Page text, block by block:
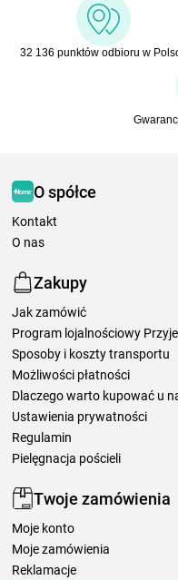
32 136 punktów odbioru w
O spółce
Kontakt
O nas
Zakupy
Jak zamówić
Program lojalnościowy
Sposoby i koszty transportu
Możliwości płatności
Dlaczego warto kupować u
Ustawienia prywatności
Regulamin
Pielęgnacja pościeli
Twoje zamówienia
Moje konto
Moje zamówienia
Reklamacje